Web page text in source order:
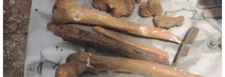
V Kioskih
Uredništvo
Oglasi